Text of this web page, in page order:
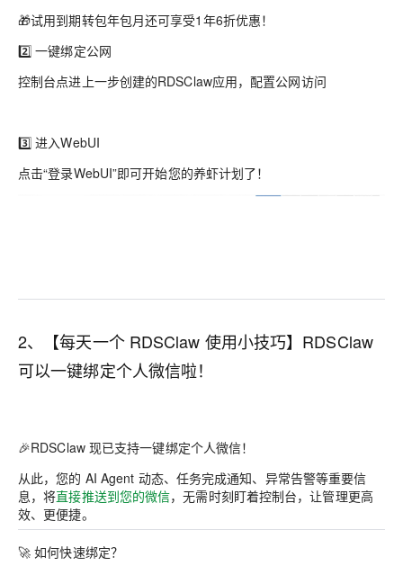
🎁试用到期转包年包月还可享受1年6折优惠！
2️⃣一键绑定公网
控制台点进上一步创建的RDSClaw应用，配置公网访问
3️⃣进入WebUI
点击“登录WebUI”即可开始您的养虾计划了！
2、【每天一个 RDSClaw 使用小技巧】RDSClaw
可以一键绑定个人微信啦！
🎉RDSClaw 现已支持一键绑定个人微信！
从此，您的 AI Agent 动态、任务完成通知、异常告警等重要信
息，将直接推送到您的微信，无需时刻盯着控制台，让管理更高
效、更便捷。
🚀 如何快速绑定？